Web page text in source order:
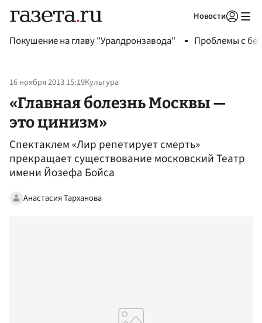
Новости
Покушение на главу "Уралдронзавода" Проблемы с
16 ноября 2013 15:19Культура
«Главная болезнь Москвы —
это цинизм»
Спектаклем «Лир репетирует смерть»
прекращает существование московский Театр
имени Йозефа Бойса
Анастасия Тарханова